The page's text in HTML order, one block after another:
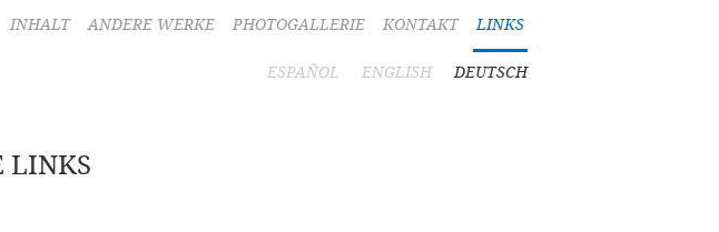
LINKS
KONTAKT
PHOTOGALLERIE
ANDERE WERKE
INHALT
DEUTSCH
ENGLISH
ESPAÑOL
LINKS